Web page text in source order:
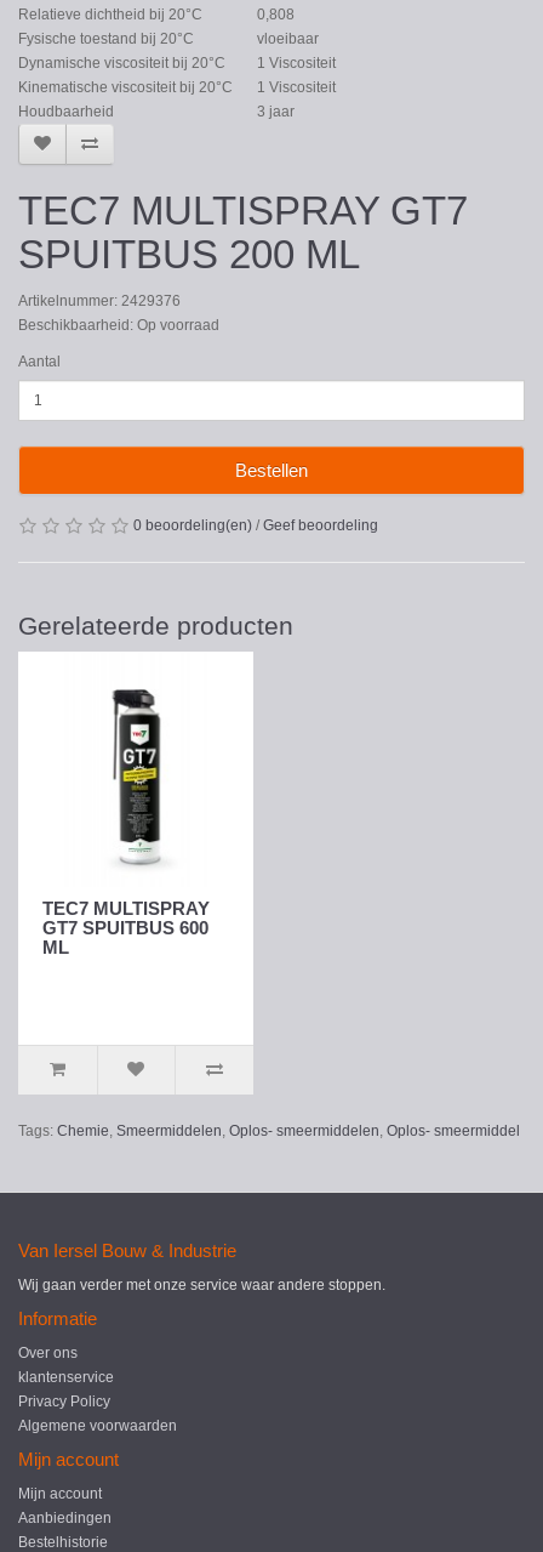
Relatieve dichtheid bij 20°C
0,808
Fysische toestand bij 20°C
vloeibaar
Dynamische viscositeit bij 20°C
1 Viscositeit
Kinematische viscositeit bij 20°C
1 Viscositeit
Houdbaarheid
3 jaar
TEC7 MULTISPRAY GT7
SPUITBUS 200 ML
Artikelnummer: 2429376
Beschikbaarheid: Op voorraad
Aantal
Bestellen
0 beoordeling(en) / Geef beoordeling
Gerelateerde producten
TEC7 MULTISPRAY
GT7 SPUITBUS 600
ML
Tags: Chemie, Smeermiddelen, Oplos- smeermiddelen, Oplos- smeermiddel
Van Iersel Bouw & Industrie
Wij gaan verder met onze service waar andere stoppen.
Informatie
Over ons
klantenservice
Privacy Policy
Algemene voorwaarden
Mijn account
Mijn account
Aanbiedingen
Bestelhistorie